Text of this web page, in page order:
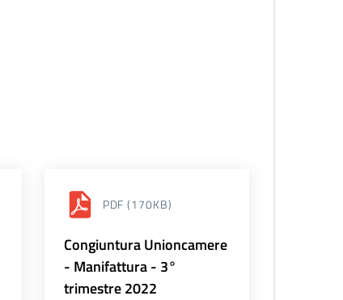
PDF (170KB)
Congiuntura Unioncamere
- Manifattura - 3°
trimestre 2022